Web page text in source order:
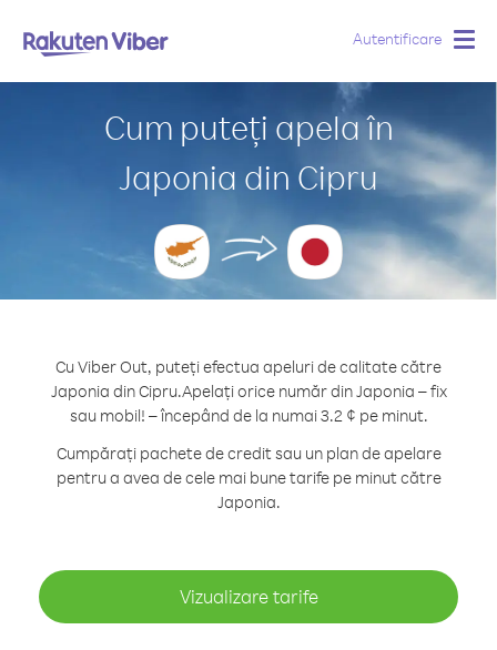
Autentificare
Cum puteți apela în
Japonia din Cipru
Cu Viber Out, puteți efectua apeluri de calitate către
Japonia din Cipru.Apelați orice număr din Japonia – fix
sau mobil! – începând de la numai 3.2 ¢ pe minut.
Cumpărați pachete de credit sau un plan de apelare
pentru a avea de cele mai bune tarife pe minut către
Japonia.
Vizualizare tarife